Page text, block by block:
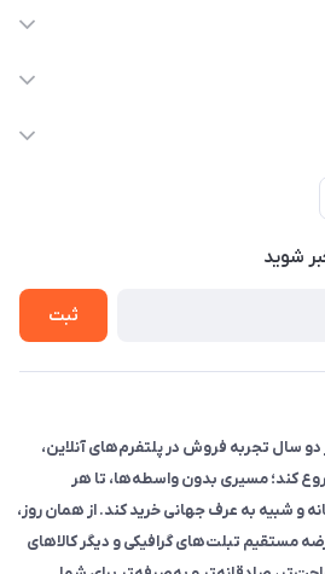
های فروشگاه هماهنگ کنید)
شوید
ثبت
در مهر ۱۴۰۰، بعد از دو سال تجربه فروش در پلتفرم‌های آنلاین،
کند؛ مسیری بدون واسطه‌ها، تا هر
و شبیه به عرف جهانی خرید کند. از همان روز،
مستقیم تبلت‌های گرافیکی و دیگر کالاهای